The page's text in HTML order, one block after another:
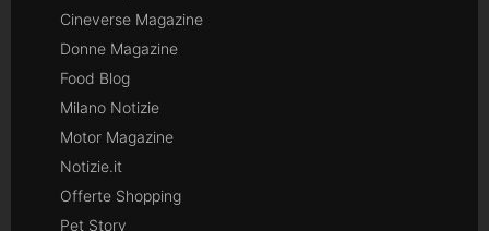
Cineverse Magazine
Donne Magazine
Food Blog
Milano Notizie
Motor Magazine
Notizie.it
Offerte Shopping
Pet Story